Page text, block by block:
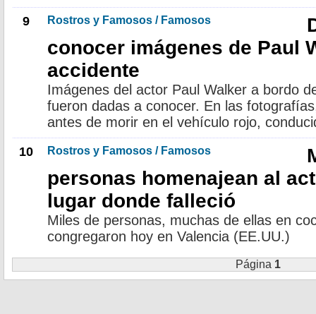
9 Rostros y Famosos / Famosos
conocer imágenes de Paul
accidente
Imágenes del actor Paul Walker a bordo
fueron dadas a conocer. En las
antes de morir en el vehículo rojo,
10 Rostros y Famosos / Famosos
personas homenajean al
lugar donde falleció
Miles de personas, muchas de ellas en
congregaron hoy en Valencia (EE.UU.)
Página 1